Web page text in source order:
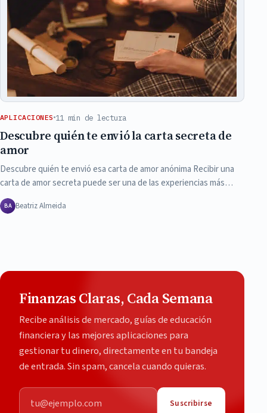
APLICACIONES 11 min de lectura
Descubre quién te envió la carta secreta de
amor
Descubre quién te envió esa carta de amor anónima Recibir una
carta de amor secreta puede ser una de las experiencias más…
BA Beatriz Almeida
Finanzas Claras, Cada Semana
Recibe análisis de mercado, guías de educación
financiera y las mejores aplicaciones para
gestionar tu dinero, directamente en tu bandeja
de entrada. Sin spam, cancela cuando quieras.
Correo electrónico
Suscribirse